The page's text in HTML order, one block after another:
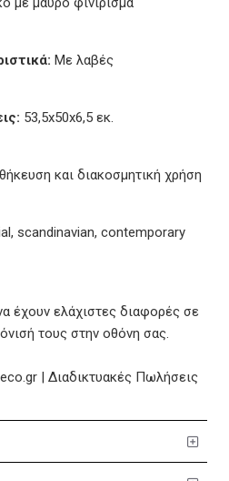
Με λαβές
53,5x50x6,5 εκ.
και διακοσμητική χρήση
scandinavian, contemporary
έχουν ελάχιστες διαφορές σε
τους στην οθόνη σας.
| Διαδικτυακές Πωλήσεις